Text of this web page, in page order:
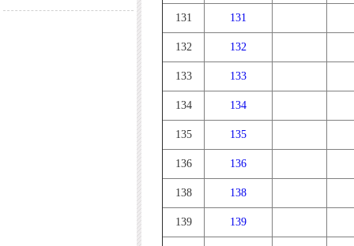
131 131
132 132
133 133
134 134
135 135
136 136
138 138
139 139